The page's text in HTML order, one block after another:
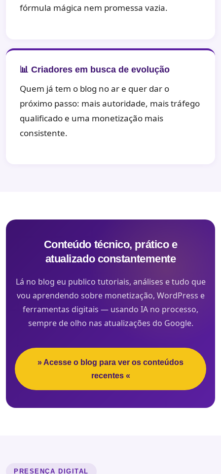
fórmula mágica nem promessa vazia.
📊 Criadores em busca de evolução
Quem já tem o blog no ar e quer dar o
próximo passo: mais autoridade, mais tráfego
qualificado e uma monetização mais
consistente.
Conteúdo técnico, prático e
atualizado constantemente
Lá no blog eu publico tutoriais, análises e tudo que
vou aprendendo sobre monetização, WordPress e
ferramentas digitais — usando IA no processo,
sempre de olho nas atualizações do Google.
» Acesse o blog para ver os conteúdos
recentes «
PRESENÇA DIGITAL